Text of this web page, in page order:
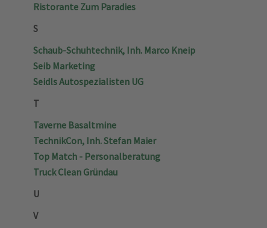
Ristorante Zum Paradies
S
Schaub-Schuhtechnik, Inh. Marco Kneip
Seib Marketing
Seidls Autospezialisten UG
T
Taverne Basaltmine
TechnikCon, Inh. Stefan Maier
Top Match - Personalberatung
Truck Clean Gründau
U
V